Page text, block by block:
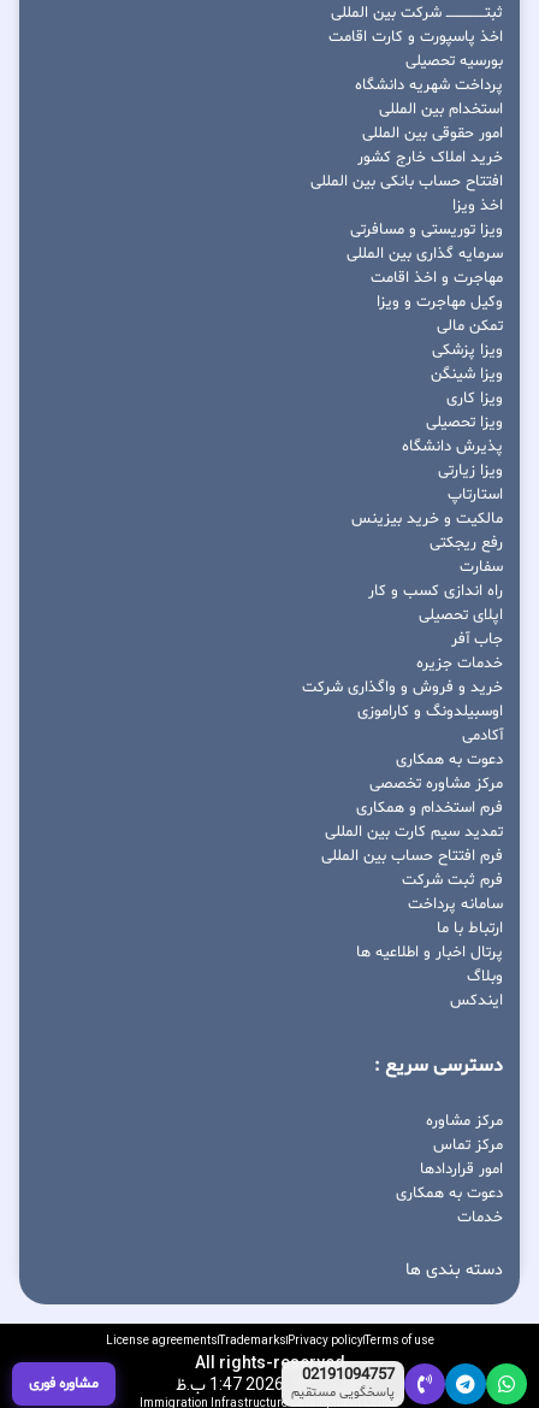
ثبتــــــــــــــــ شرکت بین المللی
اخذ پاسپورت و کارت اقامت
بورسیه تحصیلی
پرداخت شهریه دانشگاه
استخدام بین المللی
امور حقوقی بین المللی
خرید املاک خارج کشور
افتتاح حساب بانکی بین المللی
اخذ ویزا
ویزا توریستی و مسافرتی
سرمایه گذاری بین المللی
مهاجرت و اخذ اقامت
وکیل مهاجرت و ویزا
تمکن مالی
ویزا پزشکی
ویزا شینگن
ویزا کاری
ویزا تحصیلی
پذیرش دانشگاه
ویزا زیارتی
استارتاپ
مالکیت و خرید بیزینس
رفع ریجکتی
سفارت
راه اندازی کسب و کار
اپلای تحصیلی
جاب آفر
خدمات جزیره
خرید و فروش و واگذاری شرکت
اوسبیلدونگ و کاراموزی
آکادمی
دعوت به همکاری
مرکز مشاوره تخصصی
فرم استخدام و همکاری
تمدید سیم کارت بین المللی
فرم افتتاح حساب بین المللی
فرم ثبت شرکت
سامانه پرداخت
ارتباط با ما
پرتال اخبار و اطلاعیه ها
وبلاگ
ایندکس
دسترسی سریع :
مرکز مشاوره
مرکز تماس
امور قراردادها
دعوت به همکاری
خدمات
دسته بندی ها
Terms of use
Privacy policy
Trademarks
License agreements
All rights-reserved
آگوست 10, 2026 1:47 ب.ظ
Immigration Infrastructure Development Center
02191094757
پاسخگویی مستقیم مشاوره فوری